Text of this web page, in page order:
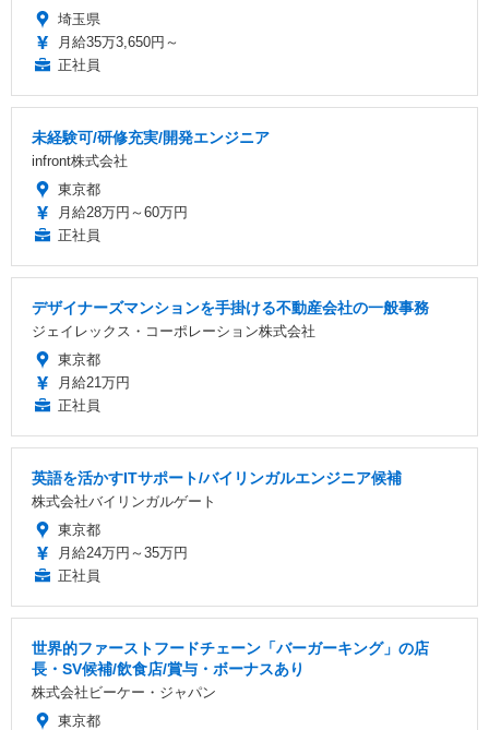
埼玉県
月給35万3,650円～
正社員
未経験可/研修充実/開発エンジニア
infront株式会社
東京都
月給28万円～60万円
正社員
デザイナーズマンションを手掛ける不動産会社の一般事務
ジェイレックス・コーポレーション株式会社
東京都
月給21万円
正社員
英語を活かすITサポート/バイリンガルエンジニア候補
株式会社バイリンガルゲート
東京都
月給24万円～35万円
正社員
世界的ファーストフードチェーン「バーガーキング」の店
長・SV候補/飲食店/賞与・ボーナスあり
株式会社ビーケー・ジャパン
東京都